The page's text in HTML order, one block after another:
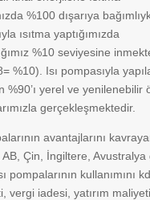
%100 dışarıya
ısıtma yaptığımızda
%10 seviyesine
%10). Isı pompasıyla
%90’ı yerel ve yenilenebilir
gerçekleşmektedir.
avantajlarını
AB, Çin, İngiltere, Avustralya
pompalarının kullanımını
vergi iadesi, yatırım